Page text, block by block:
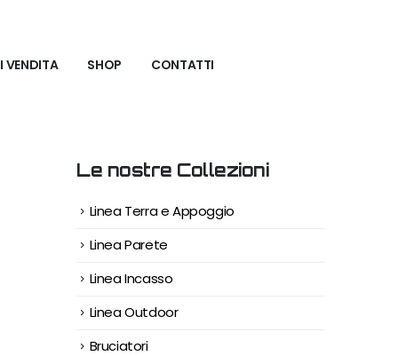
VENDITA SHOP CONTATTI
Le nostre Collezioni
Linea Terra e Appoggio
Linea Parete
Linea Incasso
Linea Outdoor
Bruciatori